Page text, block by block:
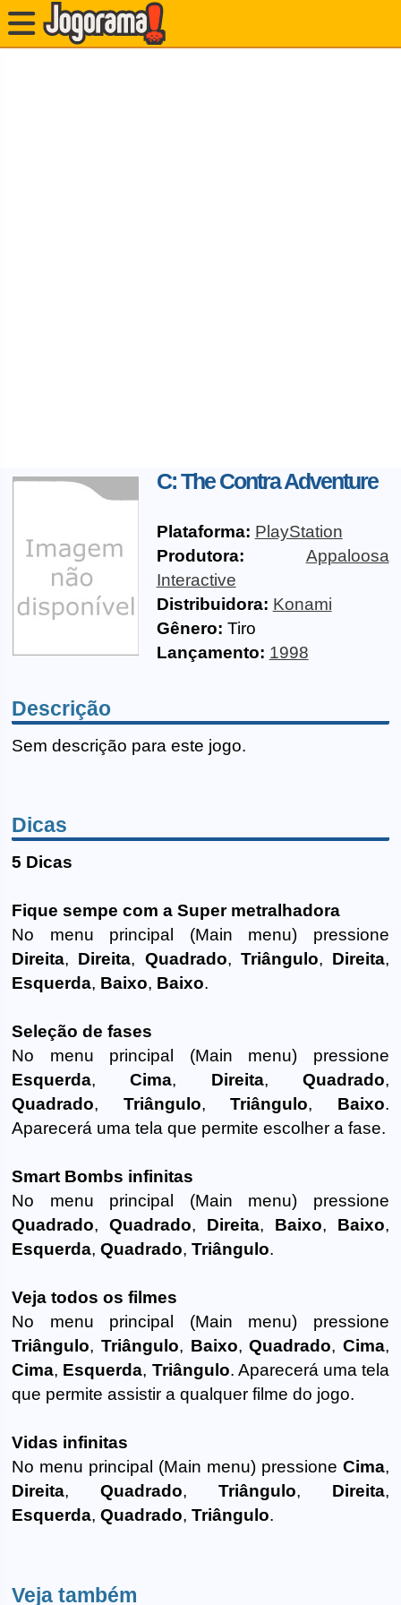
C: The Contra Adventure
Plataforma: PlayStation
Produtora:
Appaloosa
Interactive
Distribuidora: Konami
Gênero: Tiro
Lançamento: 1998
Descrição
Sem descrição para este jogo.
Dicas
5 Dicas
Fique sempe com a Super metralhadora
No menu principal (Main menu) pressione
Direita, Direita, Quadrado, Triângulo, Direita,
Esquerda, Baixo, Baixo.
Seleção de fases
No menu principal (Main menu) pressione
Esquerda,Cima, Direita, Quadrado,
Quadrado, Triângulo,Triângulo, Baixo.
Aparecerá uma tela que permite escolher a fase.
Smart Bombs infinitas
No menu principal (Main menu) pressione
Quadrado,Quadrado, Direita, Baixo, Baixo,
Esquerda,Quadrado,Triângulo.
Veja todos os filmes
No menu principal (Main menu) pressione
Triângulo, Triângulo, Baixo,Quadrado, Cima,
Cima, Esquerda, Triângulo. Aparecerá uma tela
que permite assistir a qualquer filme do jogo.
Vidas infinitas
No menu principal (Main menu) pressione Cima,
Direita,Quadrado, Triângulo, Direita,
Esquerda,Quadrado,Triângulo.
Veja também